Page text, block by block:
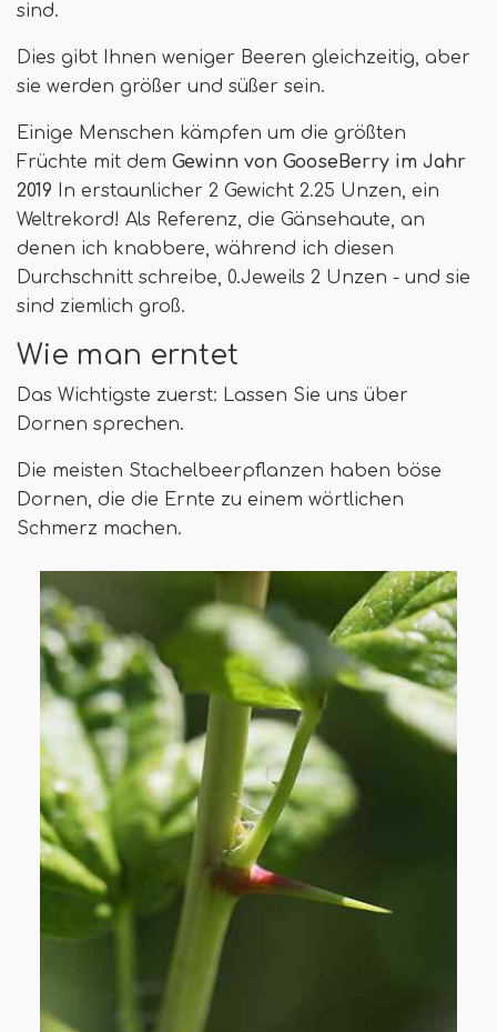
sind.
Dies gibt Ihnen weniger Beeren gleichzeitig, aber
sie werden größer und süßer sein.
Einige Menschen kämpfen um die größten
Früchte mit dem Gewinn von GooseBerry im Jahr
2019 In erstaunlicher 2 Gewicht 2.25 Unzen, ein
Weltrekord! Als Referenz, die Gänsehaute, an
denen ich knabbere, während ich diesen
Durchschnitt schreibe, 0.Jeweils 2 Unzen - und sie
sind ziemlich groß.
Wie man erntet
Das Wichtigste zuerst: Lassen Sie uns über
Dornen sprechen.
Die meisten Stachelbeerpflanzen haben böse
Dornen, die die Ernte zu einem wörtlichen
Schmerz machen.